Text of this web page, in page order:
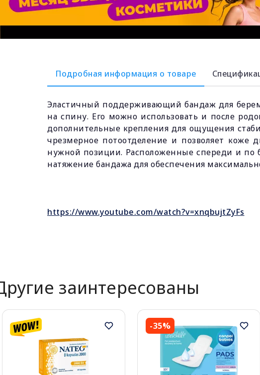
Подробная информация о товаре
Эластичный поддерживающий бандаж для
на спину. Его можно использовать и после
дополнительные крепления для ощущения
чрезмерное потоотделение и позволяет
нужной позиции. Расположенные спереди и по
натяжение бандажа для обеспечения
https://www.youtube.com/watch?v=xnqbujtZyFs
заинтересованы
-35%